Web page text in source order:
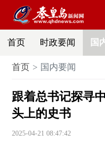
首页 时政要闻 国
首页 国内要闻
跟着总书记探寻
头上的史书
2025-04-21 08:47:42